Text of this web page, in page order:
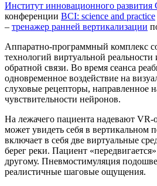
Институт инновационного
конференции BCI: science and practice
– тренажер ранней вертикализации
Аппаратно-программный комплекс
технологий виртуальной реальности
обратной связи. Во время сеанса
одновременное воздействие на
слуховые рецепторы, направленное
чувствительности нейронов.
На лежачего пациента надевают VR-
может увидеть себя в вертикальном
включает в себя две виртуальные
берег реки. Пациент
другому. Пневмостимуляция
реалистичные шаговые ощущения.